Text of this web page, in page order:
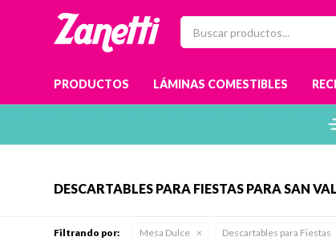
PRODUCTOS LÁMINAS COMESTIBLES
DESCARTABLES PARA FIESTAS PARA SAN
Filtrando por: Mesa Dulce Descartables para Fiestas